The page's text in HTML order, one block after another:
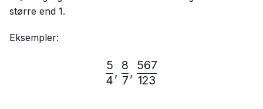
større end 1.
Eksempler:
4
5
,
7
8
,
123
567